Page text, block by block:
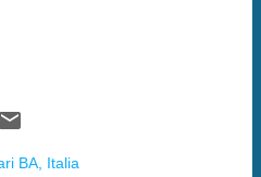
BA, Italia